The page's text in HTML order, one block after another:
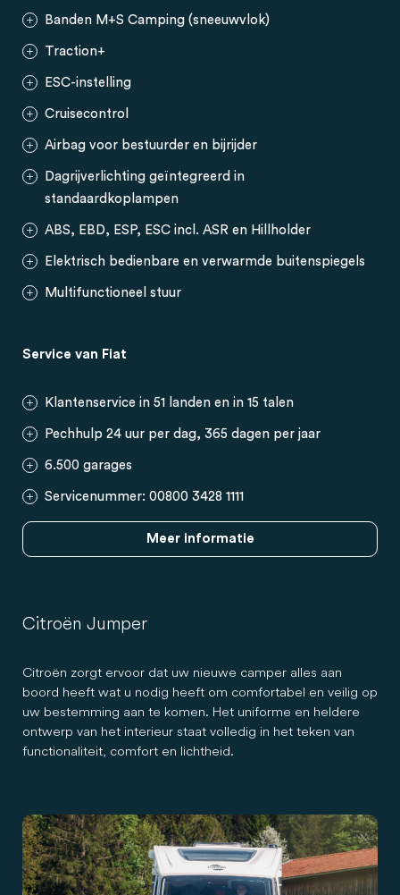
Banden M+S Camping (sneeuwvlok)
Traction+
ESC-instelling
Cruisecontrol
Airbag voor bestuurder en bijrijder
Dagrijverlichting geïntegreerd in
standaardkoplampen
ABS, EBD, ESP, ESC incl. ASR en Hillholder
Elektrisch bedienbare en verwarmde buitenspiegels
Multifunctioneel stuur
Service van Fiat
Klantenservice in 51 landen en in 15 talen
Pechhulp 24 uur per dag, 365 dagen per jaar
6.500 garages
Servicenummer: 00800 3428 1111
Meer informatie
Citroën Jumper
Citroën zorgt ervoor dat uw nieuwe camper alles aan
boord heeft wat u nodig heeft om comfortabel en veilig op
uw bestemming aan te komen. Het uniforme en heldere
ontwerp van het interieur staat volledig in het teken van
functionaliteit, comfort en lichtheid.